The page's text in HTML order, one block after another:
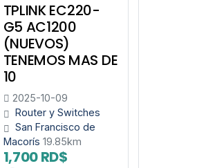
TPLINK EC220-
G5 AC1200
(NUEVOS)
TENEMOS MAS DE
10
2025-10-09
Router y Switches
San Francisco de
Macorís 19.85km
1,700 RD$